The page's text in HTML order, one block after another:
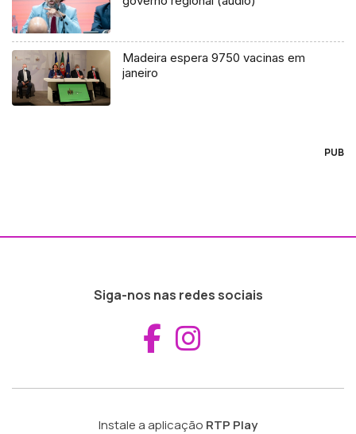
Madeira espera 9750 vacinas em
janeiro
PUB
Siga-nos nas redes sociais
Aceder ao
Instale a aplicação RTP Play